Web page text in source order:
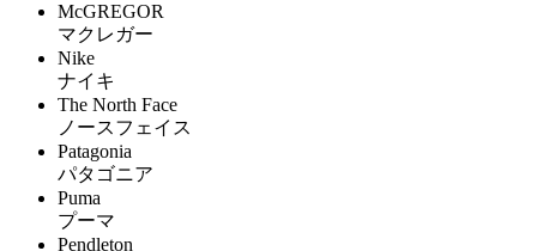
McGREGOR
マクレガー
Nike
ナイキ
The North Face
ノースフェイス
Patagonia
パタゴニア
Puma
プーマ
Pendleton